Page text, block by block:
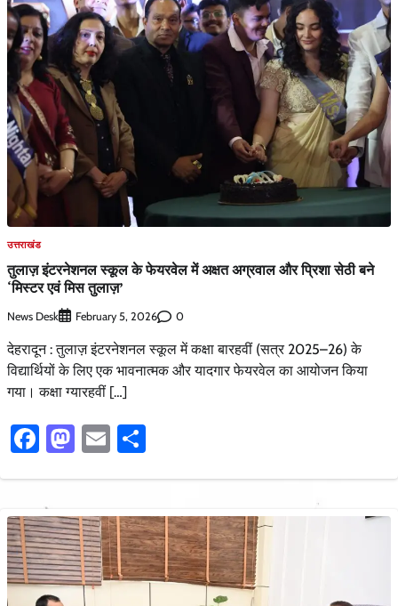
उत्तराखंड
तुलाज़ इंटरनेशनल स्कूल के फेयरवेल में अक्षत अग्रवाल और प्रिशा सेठी बने
‘मिस्टर एवं मिस तुलाज़’
News Desk February 5, 2026 0
देहरादून : तुलाज़ इंटरनेशनल स्कूल में कक्षा बारहवीं (सत्र 2025–26) के
विद्यार्थियों के लिए एक भावनात्मक और यादगार फेयरवेल का आयोजन किया
गया। कक्षा ग्यारहवीं […]
Facebook
Mastodon
Email